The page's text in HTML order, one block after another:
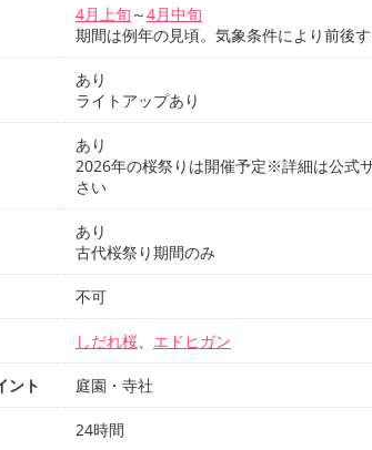
4月上旬 ～4月中旬
期間は例年の見頃。気象条件により前後
あり
ライトアップあり
あり
2026年の桜祭りは開催予定※詳細は公式
さい
あり
古代桜祭り期間のみ
不可
しだれ桜、 エドヒガン
ント 庭園・寺社
24時間